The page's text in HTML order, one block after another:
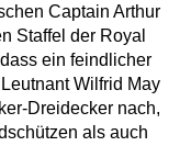
Captain Arthur
Staffel der Royal
ein feindlicher
Wilfrid May
Dreidecker nach,
als auch